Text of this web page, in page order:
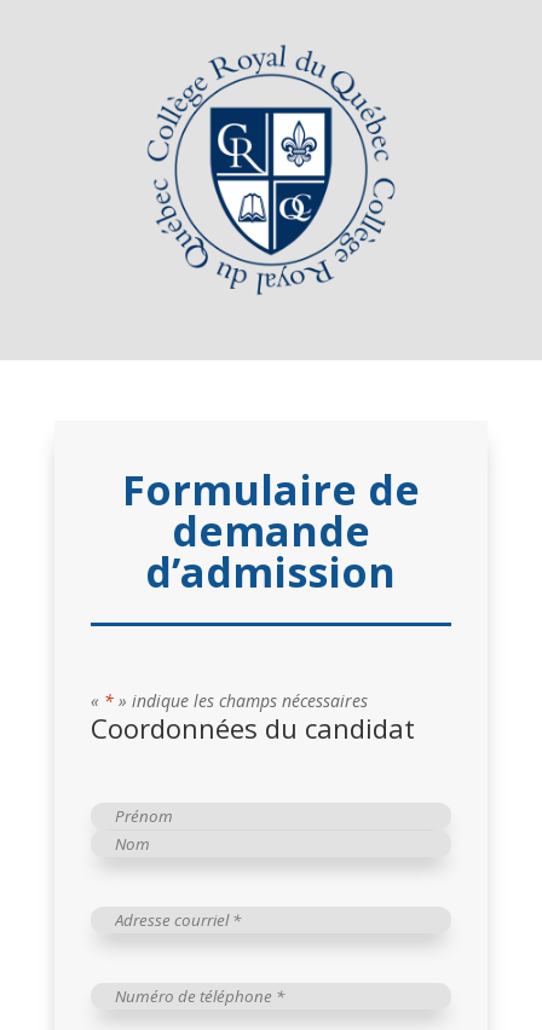
Formulaire de
demande
d’admission
« *» indique les champs nécessaires
Coordonnées du candidat
Nom
Prénom
Adresse
Numéro